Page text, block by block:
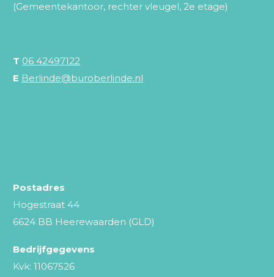
(Gemeentekantoor, rechter vleugel, 2e etage)
T 06 42497122
E Berlinde@buroberlinde.nl
Postadres
Hogestraat 44
6624 BB Heerewaarden (GLD)
Bedrijfgegevens
Kvk: 11067526